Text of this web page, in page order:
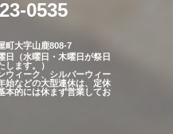
0535
町大字山鹿808-7
日（水曜日・木曜日が祭日
します。）
ウィーク、シルバーウィー
始などの大型連休は、定休
本的には休まず営業してお